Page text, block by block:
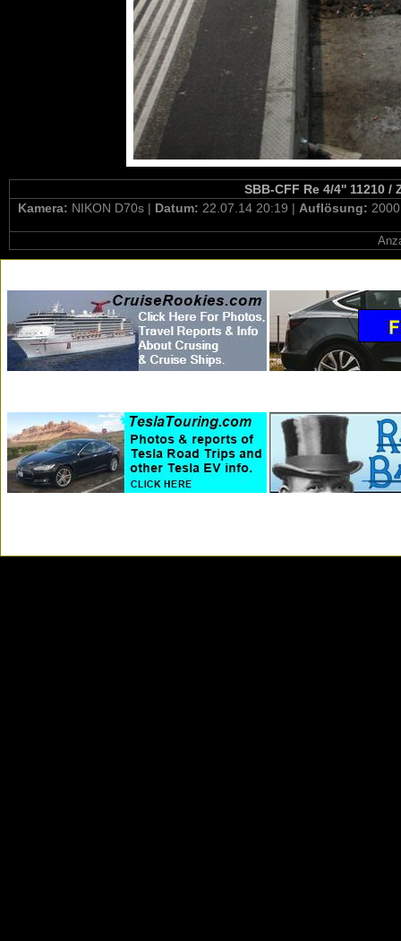
SBB-CFF Re 4/4'' 11210 /
Kamera: NIKON D70s | Datum: 22.07.14 20:19 | Auflösung: